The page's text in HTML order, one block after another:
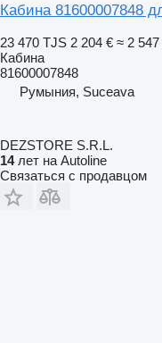
Кабина 81600007848
23 470 TJS 2 204 € ≈ 2 547
Кабина
81600007848
Румыния, Suceava
DEZSTORE S.R.L.
14лет на Autoline
Связаться с продавцом